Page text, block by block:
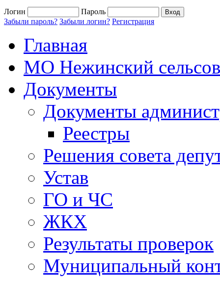
Логин
Пароль
Забыли пароль? Забыли логин? Регистрация
Главная
МО Нежинский
Документы
Документы
Реестры
Решения совета
Устав
ГО и ЧС
ЖКХ
Результаты проверок
Муниципальный